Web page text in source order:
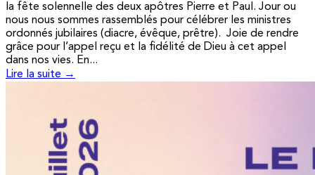
la fête solennelle des deux apôtres Pierre et Paul. Jour ou
nous nous sommes rassemblés pour célébrer les ministres
ordonnés jubilaires (diacre, évêque, prêtre). Joie de rendre
grâce pour l’appel reçu et la fidélité de Dieu à cet appel
dans nos vies. En...
Lire la suite →